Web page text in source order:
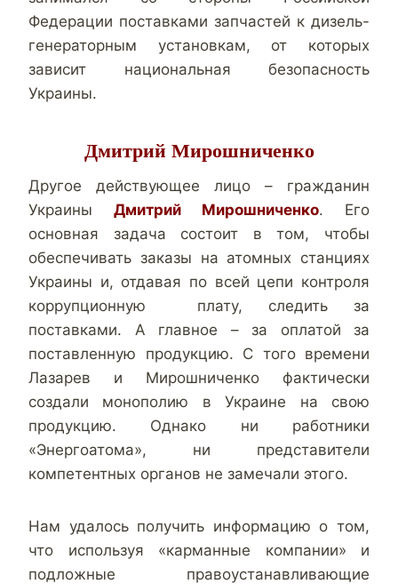
Федерации поставками запчастей к дизель-
генераторным установкам, от которых
зависит национальная безопасность
Украины.
Дмитрий Мирошниченко
Другое действующее лицо – гражданин
Украины Дмитрий Мирошниченко. Его
основная задача состоит в том, чтобы
обеспечивать заказы на атомных станциях
Украины и, отдавая по всей цепи контроля
коррупционную плату, следить за
поставками. А главное – за оплатой за
поставленную продукцию. С того времени
Лазарев и Мирошниченко фактически
создали монополию в Украине на свою
продукцию. Однако ни работники
«Энергоатома», ни представители
компетентных органов не замечали этого.
Нам удалось получить информацию о том,
что используя «карманные компании» и
подложные правоустанавливающие